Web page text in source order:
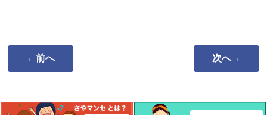
←前へ 次へ→